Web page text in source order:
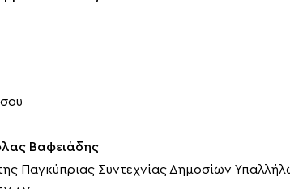
Βαφειάδης
Παγκύπριας Συντεχνίας Δημοσίων